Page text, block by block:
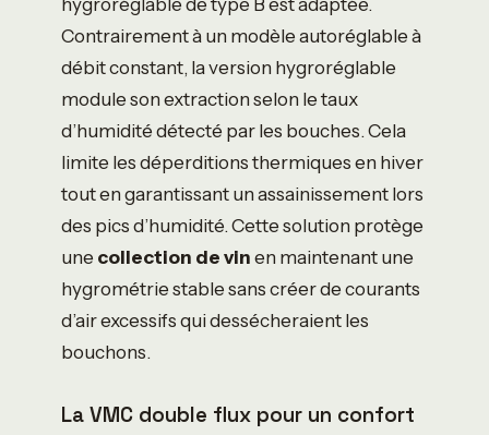
Contrairement à un modèle autoréglable à
débit constant, la version hygroréglable
module son extraction selon le taux
d’humidité détecté par les bouches. Cela
limite les déperditions thermiques en hiver
tout en garantissant un assainissement lors
des pics d’humidité. Cette solution protège
une collection de vinen maintenant une
hygrométrie stable sans créer de courants
d’air excessifs qui dessécheraient les
bouchons.
La VMC double flux pour un confort